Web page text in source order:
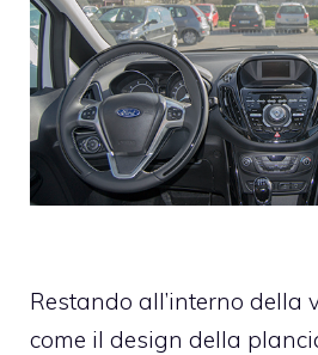
Restando all’interno della
come il design della